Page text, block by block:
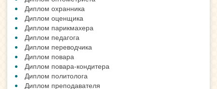
Диплом охранника
Диплом оценщика
Диплом парикмахера
Диплом педагога
Диплом переводчика
Диплом повара
Диплом повара-кондитера
Диплом политолога
Диплом преподавателя